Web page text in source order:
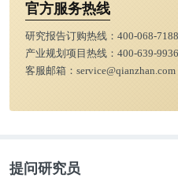
官方服务热线
研究报告订购热线： 400-068-7188
产业规划项目热线： 400-639-9936
客服邮箱： service@qianzhan.com
提问研究员